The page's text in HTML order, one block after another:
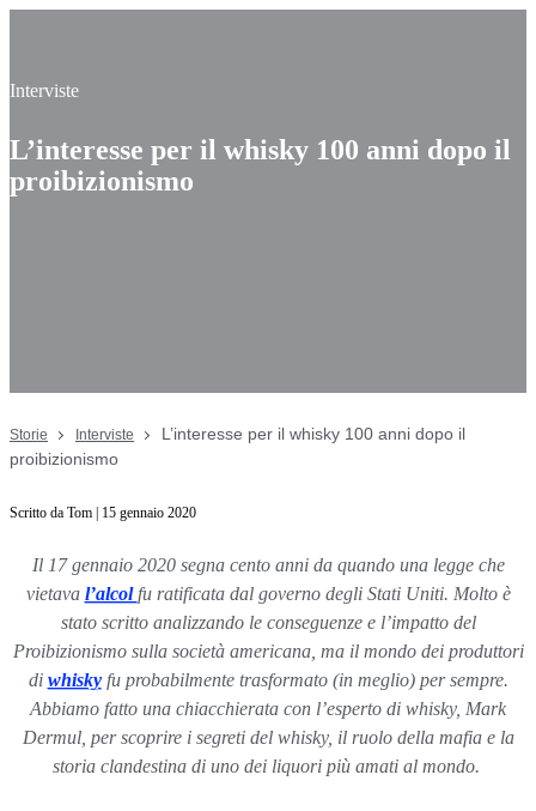
Interviste
L’interesse per il whisky 100 anni dopo il
proibizionismo
Storie Interviste
L’interesse per il whisky 100 anni dopo il
proibizionismo
Scritto da Tom | 15 gennaio 2020
Il 17 gennaio 2020 segna cento anni da quando una legge che
vietava l’alcol fu ratificata dal governo degli Stati Uniti. Molto è
stato scritto analizzando le conseguenze e l’impatto del
Proibizionismo sulla società americana, ma il mondo dei produttori
di whiskyfu probabilmente trasformato (in meglio) per sempre.
Abbiamo fatto una chiacchierata con l’esperto di whisky, Mark
Dermul, per scoprire i segreti del whisky, il ruolo della mafia e la
storia clandestina di uno dei liquori più amati al mondo.